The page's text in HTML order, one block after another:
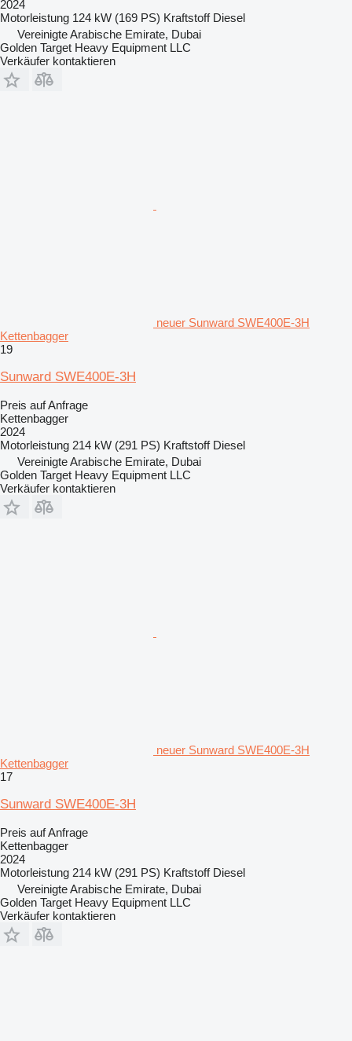
2024
Motorleistung 124 kW (169 PS) Kraftstoff Diesel
Vereinigte Arabische Emirate, Dubai
Golden Target Heavy Equipment LLC
Verkäufer kontaktieren
neuer Sunward SWE400E-3H
Kettenbagger
19
Sunward SWE400E-3H
Preis auf Anfrage
Kettenbagger
2024
Motorleistung 214 kW (291 PS) Kraftstoff Diesel
Vereinigte Arabische Emirate, Dubai
Golden Target Heavy Equipment LLC
Verkäufer kontaktieren
neuer Sunward SWE400E-3H
Kettenbagger
17
Sunward SWE400E-3H
Preis auf Anfrage
Kettenbagger
2024
Motorleistung 214 kW (291 PS) Kraftstoff Diesel
Vereinigte Arabische Emirate, Dubai
Golden Target Heavy Equipment LLC
Verkäufer kontaktieren